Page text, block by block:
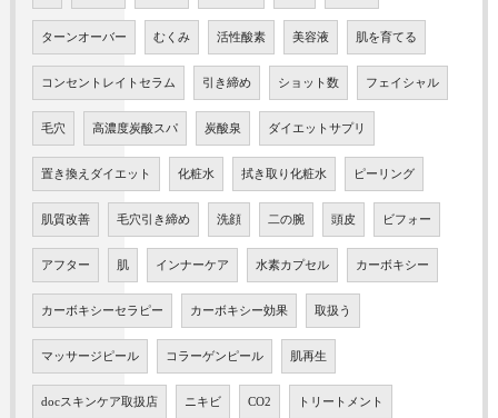
ターンオーバー むくみ 活性酸素 美容液 肌を育てる
コンセントレイトセラム 引き締め ショット数 フェイシャル
毛穴 高濃度炭酸スパ 炭酸泉 ダイエットサプリ
置き換えダイエット 化粧水 拭き取り化粧水 ピーリング
肌質改善 毛穴引き締め 洗顔 二の腕 頭皮 ビフォー
アフター 肌 インナーケア 水素カプセル カーボキシー
カーボキシーセラピー カーボキシー効果 取扱う
マッサージピール コラーゲンピール 肌再生
docスキンケア取扱店 ニキビ CO2 トリートメント